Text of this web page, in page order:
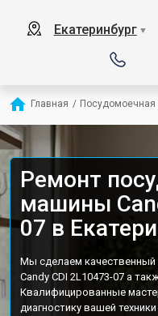
Екатеринбург ▼
Главная /
Ремонт
машины
07 в
Мы сделаем
Candy CDI 2L10473-07 а
Квалифицированные
диагностику вашей